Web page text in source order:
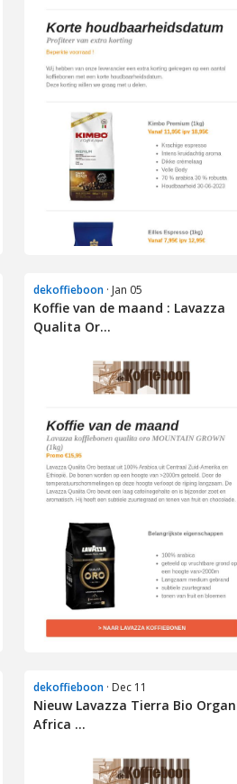
dekoffieboon · Jan 05
Koffie van de maand : Lavazza
Qualita Or...
dekoffieboon · Dec 11
Nieuw Lavazza Tierra Bio
Africa ...